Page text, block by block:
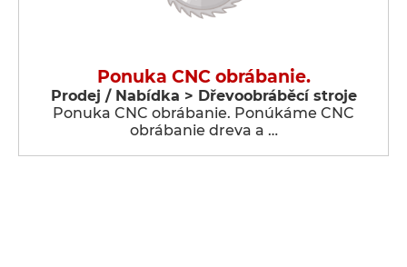
Ponuka CNC obrábanie.
Prodej / Nabídka > Dřevoobráběcí stroje
Ponuka CNC obrábanie. Ponúkáme CNC
obrábanie dreva a …